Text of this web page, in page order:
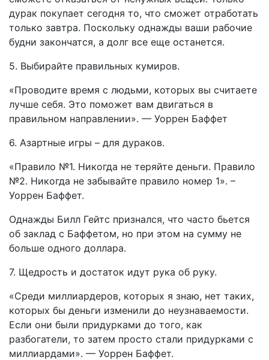
дурак покупает сегодня то, что сможет отработать
только завтра. Поскольку однажды ваши рабочие
будни закончатся, а долг все еще останется.
5. Выбирайте правильных кумиров.
«Проводите время с людьми, которых вы считаете
лучше себя. Это поможет вам двигаться в
правильном направлении». — Уоррен Баффет
6. Азартные игры – для дураков.
«Правило №1. Никогда не теряйте деньги. Правило
№2. Никогда не забывайте правило номер 1». –
Уоррен Баффет.
Однажды Билл Гейтс признался, что часто бьется
об заклад с Баффетом, но при этом на сумму не
больше одного доллара.
7. Щедрость и достаток идут рука об руку.
«Среди миллиардеров, которых я знаю, нет таких,
которых бы деньги изменили до неузнаваемости.
Если они были придурками до того, как
разбогатели, то затем просто стали придурками с
миллиардами». — Уоррен Баффет.